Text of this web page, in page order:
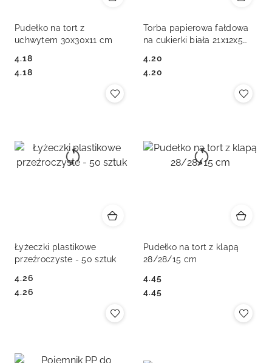
Pudełko na tort z
uchwytem 30x30x11 cm
Cena:
4.18
Cena:
4.18
Torba papierowa fałdowa
na cukierki biała 21x12x5
Cena:
4.20
Cena:
4.20
Łyżeczki plastikowe
przeźroczyste - 50 sztuk
Cena:
4.26
Cena:
4.26
Pudełko na tort z klapą
28/28/15 cm
Cena:
4.45
Cena:
4.45